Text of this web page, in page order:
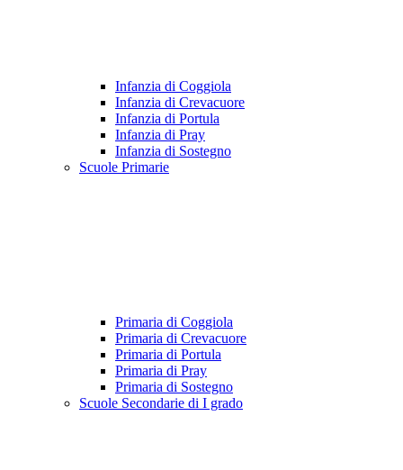
Infanzia di Coggiola
Infanzia di Crevacuore
Infanzia di Portula
Infanzia di Pray
Infanzia di Sostegno
Scuole Primarie
Primaria di Coggiola
Primaria di Crevacuore
Primaria di Portula
Primaria di Pray
Primaria di Sostegno
Scuole Secondarie di I grado